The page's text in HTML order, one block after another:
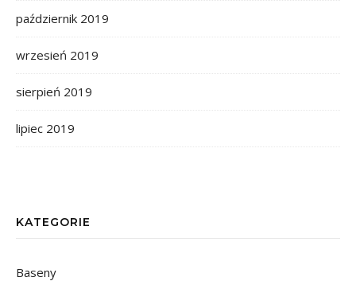
październik 2019
wrzesień 2019
sierpień 2019
lipiec 2019
KATEGORIE
Baseny